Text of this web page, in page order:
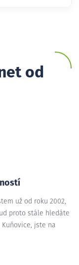
od
už od roku 2002,
proto stále hledáte
jste na